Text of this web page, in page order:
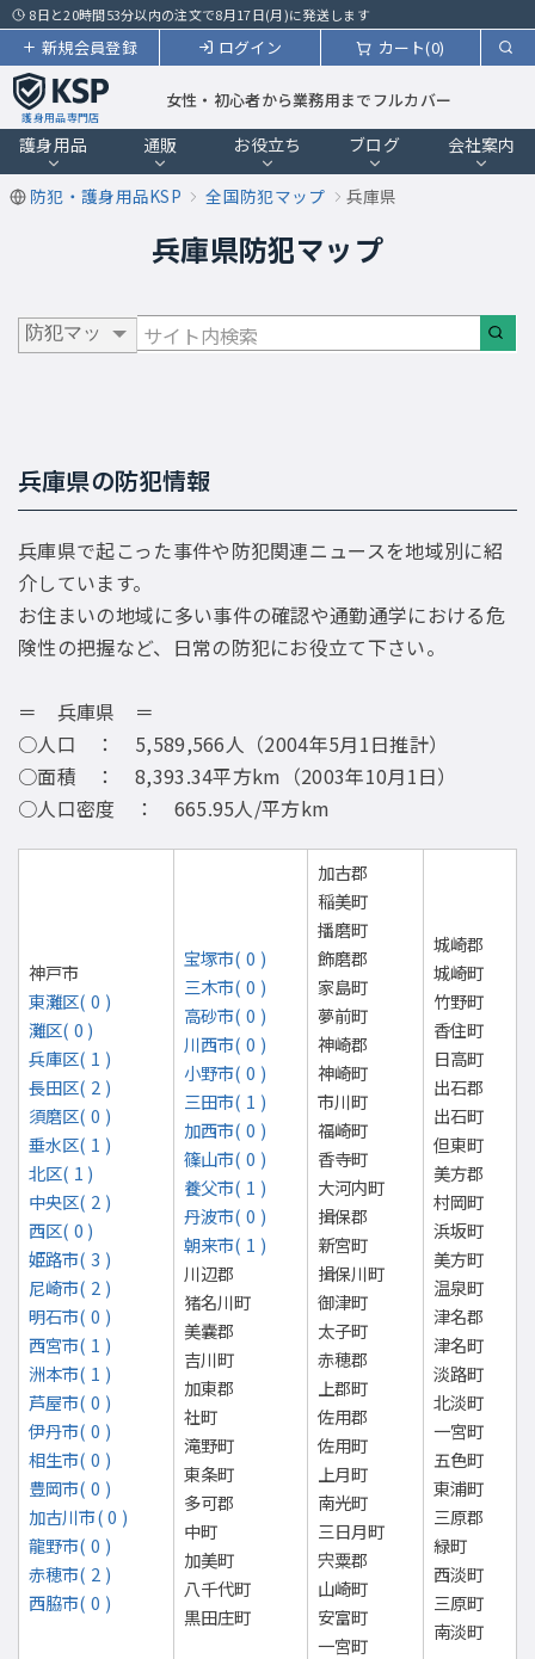
8日と20時間53分以内の注文で8月17日(月)に発送します
カート(0)
ログイン
新規会員登録
護身用品専門店
女性・初心者から業務用までフルカバー
護身用品 通販 お役立ち ブログ 会社案内
防犯・護身用品KSP 全国防犯マップ 兵庫県
兵庫県防犯マップ
兵庫県の防犯情報
兵庫県で起こった事件や防犯関連ニュースを地域別に紹
介しています。
お住まいの地域に多い事件の確認や通勤通学における危
険性の把握など、日常の防犯にお役立て下さい。
＝ 兵庫県 ＝
○人口 ： 5,589,566人（2004年5月1日推計）
○面積 ： 8,393.34平方km（2003年10月1日）
○人口密度 ： 665.95人/平方km
神戸市
東灘区( 0 )
灘区( 0 )
兵庫区( 1 )
長田区( 2 )
須磨区( 0 )
垂水区( 1 )
北区( 1 )
中央区( 2 )
西区( 0 )
姫路市( 3 )
尼崎市( 2 )
明石市( 0 )
西宮市( 1 )
洲本市( 1 )
芦屋市( 0 )
伊丹市( 0 )
相生市( 0 )
豊岡市( 0 )
加古川市( 0 )
龍野市( 0 )
赤穂市( 2 )
西脇市( 0 )
宝塚市( 0 )
三木市( 0 )
高砂市( 0 )
川西市( 0 )
小野市( 0 )
三田市( 1 )
加西市( 0 )
篠山市( 0 )
養父市( 1 )
丹波市( 0 )
朝来市( 1 )
川辺郡
猪名川町
美嚢郡
吉川町
加東郡
社町
滝野町
東条町
多可郡
中町
加美町
八千代町
黒田庄町
加古郡
稲美町
播磨町
飾磨郡
家島町
夢前町
神崎郡
神崎町
市川町
福崎町
香寺町
大河内町
揖保郡
新宮町
揖保川町
御津町
太子町
赤穂郡
上郡町
佐用郡
佐用町
上月町
南光町
三日月町
宍粟郡
山崎町
安富町
一宮町
城崎郡
城崎町
竹野町
香住町
日高町
出石郡
出石町
但東町
美方郡
村岡町
浜坂町
美方町
温泉町
津名郡
津名町
淡路町
北淡町
一宮町
五色町
東浦町
三原郡
緑町
西淡町
三原町
南淡町